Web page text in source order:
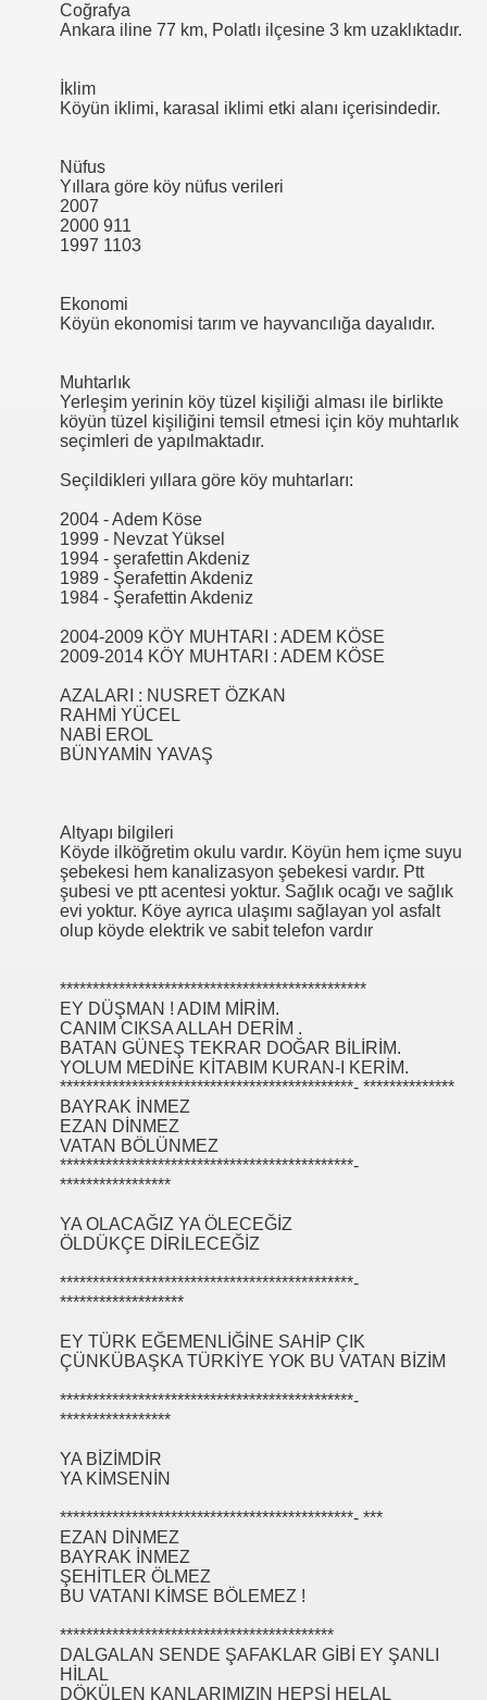
Coğrafya
Ankara iline 77 km, Polatlı ilçesine 3 km uzaklıktadır.
İklim
Köyün iklimi, karasal iklimi etki alanı içerisindedir.
Nüfus
Yıllara göre köy nüfus verileri
2007
2000 911
1997 1103
Ekonomi
Köyün ekonomisi tarım ve hayvancılığa dayalıdır.
Muhtarlık
Yerleşim yerinin köy tüzel kişiliği alması ile birlikte
köyün tüzel kişiliğini temsil etmesi için köy muhtarlık
seçimleri de yapılmaktadır.
Seçildikleri yıllara göre köy muhtarları:
2004 - Adem Köse
1999 - Nevzat Yüksel
1994 - şerafettin Akdeniz
1989 - Şerafettin Akdeniz
1984 - Şerafettin Akdeniz
2004-2009 KÖY MUHTARI : ADEM KÖSE
2009-2014 KÖY MUHTARI : ADEM KÖSE
AZALARI : NUSRET ÖZKAN
RAHMİ YÜCEL
NABİ EROL
BÜNYAMİN YAVAŞ
Altyapı bilgileri
Köyde ilköğretim okulu vardır. Köyün hem içme suyu
şebekesi hem kanalizasyon şebekesi vardır. Ptt
şubesi ve ptt acentesi yoktur. Sağlık ocağı ve sağlık
evi yoktur. Köye ayrıca ulaşımı sağlayan yol asfalt
olup köyde elektrik ve sabit telefon vardır
***********************************************
EY DÜŞMAN ! ADIM MİRİM.
CANIM CIKSA ALLAH DERİM .
BATAN GÜNEŞ TEKRAR DOĞAR BİLİRİM.
YOLUM MEDİNE KİTABIM KURAN-I KERİM.
*********************************************- **************
BAYRAK İNMEZ
EZAN DİNMEZ
VATAN BÖLÜNMEZ
*********************************************-
*****************
YA OLACAĞIZ YA ÖLECEĞİZ
ÖLDÜKÇE DİRİLECEĞİZ
*********************************************-
*******************
EY TÜRK EĞEMENLİĞİNE SAHİP ÇIK
ÇÜNKÜBAŞKA TÜRKİYE YOK BU VATAN BİZİM
*********************************************-
*****************
YA BİZİMDİR
YA KİMSENİN
*********************************************- ***
EZAN DİNMEZ
BAYRAK İNMEZ
ŞEHİTLER ÖLMEZ
BU VATANI KİMSE BÖLEMEZ !
******************************************
DALGALAN SENDE ŞAFAKLAR GİBİ EY ŞANLI
HİLAL
DÖKÜLEN KANLARIMIZIN HEPSİ HELAL